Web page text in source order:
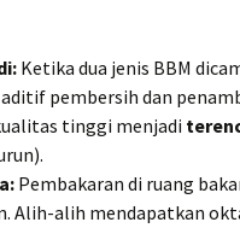
Ketika dua jenis BBM
pembersih dan
tinggi menjadi
Pembakaran di ruang
Alih-alih mendapatkan